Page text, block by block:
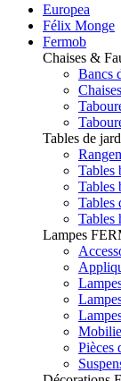
Europea
Félix Monge
Fermob
Chaises &
Bancs
Tables de
Tables
Tables
Tables
Tables
Lampes
Pièces